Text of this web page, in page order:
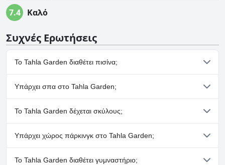
7.4 Καλό
Συχνές Ερωτήσεις
Το Tahla Garden διαθέτει πισίνα;
Ναι, το Tahla Garden διαθέτει πισίνα/πισίνες που ανήκουν σε
μία ή περισσότερες από τις ακόλουθες κατηγορίες: Πισίνα για
Παιδιά, Δωμάτια με Ιδιωτική Πισίνα, Εξωτερική Πισίνα.
Υπάρχει σπα στο Tahla Garden;
Όχι, το Tahla Garden δεν διαθέτει σπα.
Το Tahla Garden δέχεται σκύλους;
Ναι, το Tahla Garden δέχεται σκύλους.
Υπάρχει χώρος πάρκινγκ στο Tahla Garden;
Ναι, υπάρχουν εγκαταστάσεις πάρκινγκ στο Tahla Garden.
Το Tahla Garden διαθέτει γυμναστήριο;